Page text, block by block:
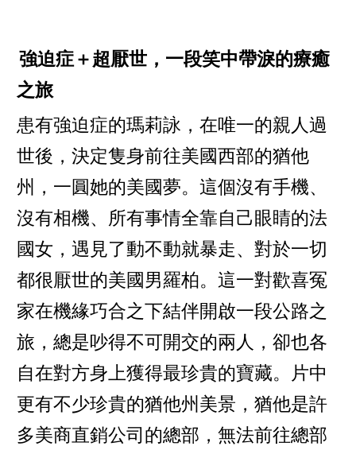
強迫症＋超厭世，一段笑中帶淚的療癒
之旅
患有強迫症的瑪莉詠，在唯一的親人過
世後，決定隻身前往美國西部的猶他
州，一圓她的美國夢。這個沒有手機、
沒有相機、所有事情全靠自己眼睛的法
國女，遇見了動不動就暴走、對於一切
都很厭世的美國男羅柏。這一對歡喜冤
家在機緣巧合之下結伴開啟一段公路之
旅，總是吵得不可開交的兩人，卻也各
自在對方身上獲得最珍貴的寶藏。片中
更有不少珍貴的猶他州美景，猶他是許
多美商直銷公司的總部，無法前往總部